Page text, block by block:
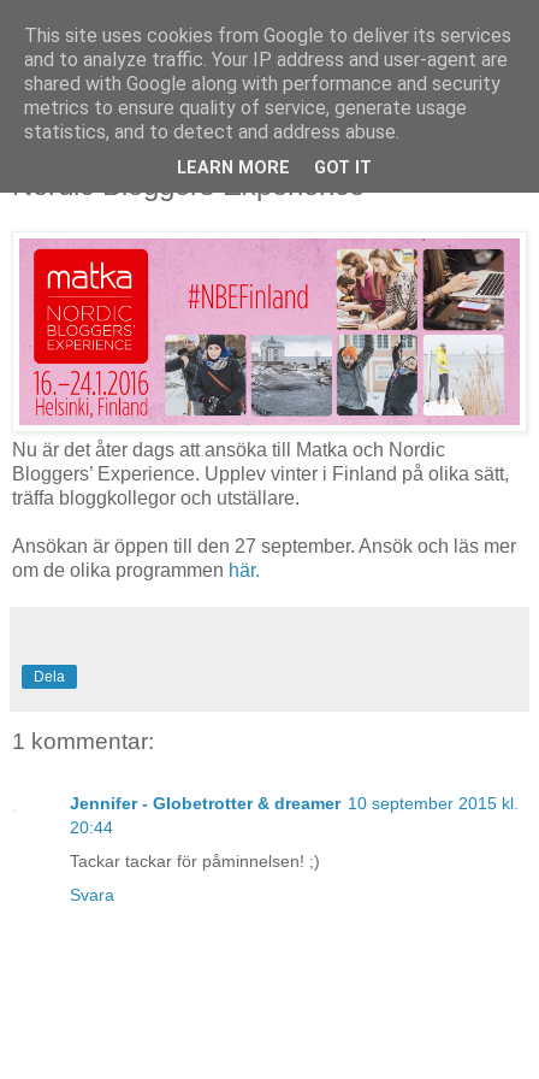
Nordic Bloggers Experience
Nu är det åter dags att ansöka till Matka och Nordic
Bloggers’ Experience. Upplev vinter i Finland på olika sätt,
träffa bloggkollegor och utställare.
Ansökan är öppen till den 27 september. Ansök och läs mer
om de olika programmen här.
Dela
1 kommentar:
Jennifer - Globetrotter & dreamer 10 september 2015 kl.
20:44
Tackar tackar för påminnelsen! ;)
Svara
This site uses cookies from Google to deliver its services
and to analyze traffic. Your IP address and user-agent are
shared with Google along with performance and security
metrics to ensure quality of service, generate usage
statistics, and to detect and address abuse.
LEARN MORE GOT IT